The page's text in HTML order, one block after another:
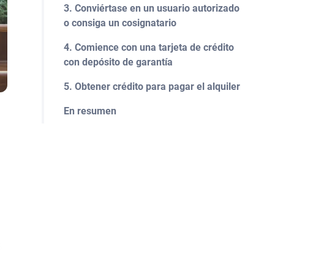
3. Conviértase en un usuario autorizado
o consiga un cosignatario
4. Comience con una tarjeta de crédito
con depósito de garantía
5. Obtener crédito para pagar el alquiler
En resumen